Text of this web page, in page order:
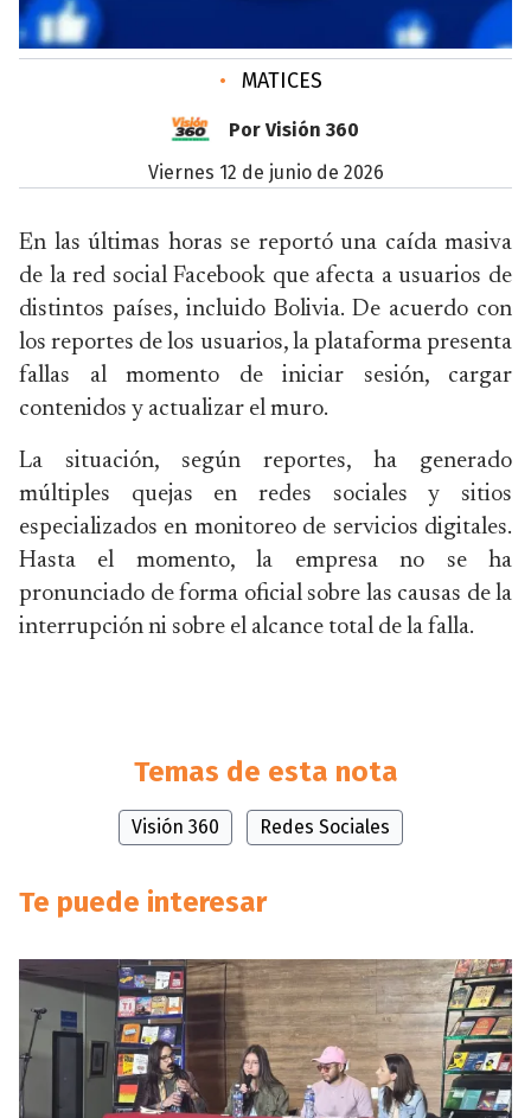
• MATICES
Por Visión 360
viernes 12 de junio de 2026
En las últimas horas se reportó una caída masiva
de la red social Facebook que afecta a usuarios de
distintos países, incluido Bolivia. De acuerdo con
los reportes de los usuarios, la plataforma presenta
fallas al momento de iniciar sesión, cargar
contenidos y actualizar el muro.
La situación, según reportes, ha generado
múltiples quejas en redes sociales y sitios
especializados en monitoreo de servicios digitales.
Hasta el momento, la empresa no se ha
pronunciado de forma oficial sobre las causas de la
interrupción ni sobre el alcance total de la falla.
Temas de esta nota
Visión 360 Redes Sociales
Te puede interesar